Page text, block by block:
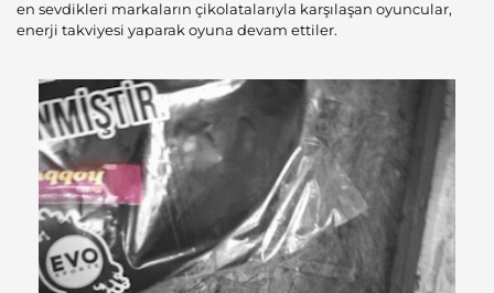
en sevdikleri markaların çikolatalarıyla karşılaşan oyuncular,
enerji takviyesi yaparak oyuna devam ettiler.